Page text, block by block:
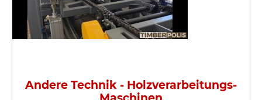
Andere Technik - Holzverarbeitungs-